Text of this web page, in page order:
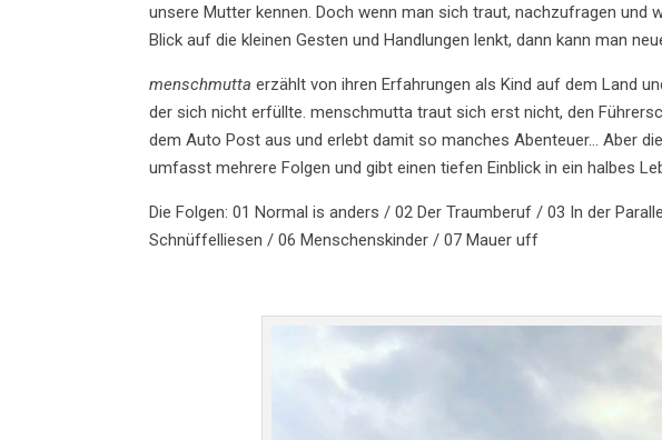
unsere Mutter kennen. Doch wenn man sich traut, nachzufragen und
Blick auf die kleinen Gesten und Handlungen lenkt, dann kann man
menschmutta erzählt von ihren Erfahrungen als Kind auf dem Land
der sich nicht erfüllte. menschmutta traut sich erst nicht, den
dem Auto Post aus und erlebt damit so manches Abenteuer… Aber
umfasst mehrere Folgen und gibt einen tiefen Einblick in ein halbes
Die Folgen: 01 Normal is anders / 02 Der Traumberuf / 03 In der
Schnüffelliesen / 06 Menschenskinder / 07 Mauer uff